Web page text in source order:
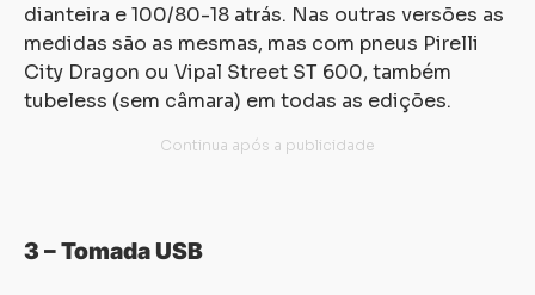
dianteira e 100/80-18 atrás. Nas outras versões as
medidas são as mesmas, mas com pneus Pirelli
City Dragon ou Vipal Street ST 600, também
tubeless (sem câmara) em todas as edições.
3 – Tomada USB